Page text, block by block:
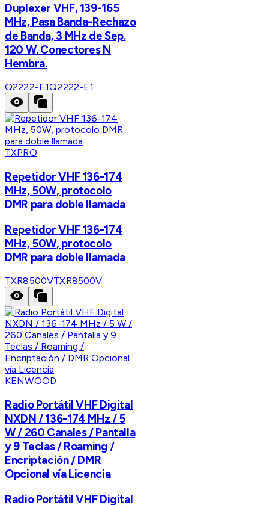
Duplexer VHF, 139-165
MHz, Pasa Banda-Rechazo
de Banda, 3 MHz de Sep.
120 W. Conectores N
Hembra.
Q2222-E1Q2222-E1
TXPRO
Repetidor VHF 136-174
MHz, 50W, protocolo
DMR para doble llamada
Repetidor VHF 136-174
MHz, 50W, protocolo
DMR para doble llamada
TXR8500VTXR8500V
KENWOOD
Radio Portátil VHF Digital
NXDN / 136-174 MHz / 5
W / 260 Canales / Pantalla
y 9 Teclas / Roaming /
Encriptación / DMR
Opcional vía Licencia
Radio Portátil VHF Digital